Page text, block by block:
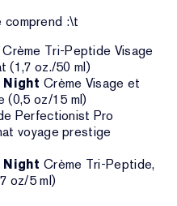
comprend :\t
Crème Tri-Peptide Visage
(1,7 oz./50 ml)
Crème Visage et
(0,5 oz/15 ml)
Perfectionist Pro
voyage prestige
Crème Tri-Peptide,
oz/5 ml)